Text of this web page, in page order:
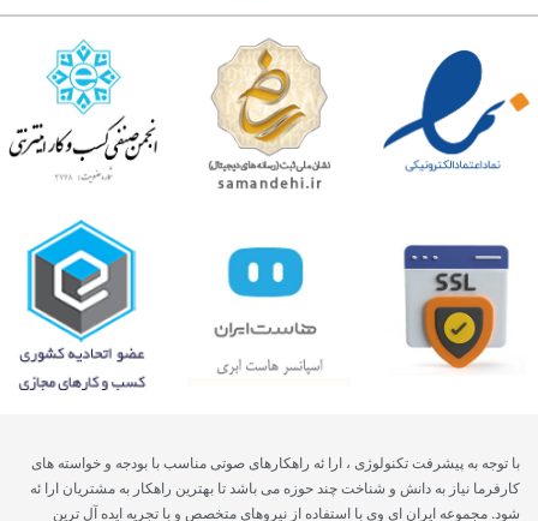
با توجه به پیشرفت تکنولوژی ، ارا ئه راهکارهای صوتی مناسب با بودجه و خواسته های
کارفرما نیاز به دانش و شناخت چند حوزه می باشد تا بهترین راهکار به مشتریان ارا ئه
شود. مجموعه ایران ای وی با استفاده از نیروهای متخصص و با تجریه ایده آل ترین